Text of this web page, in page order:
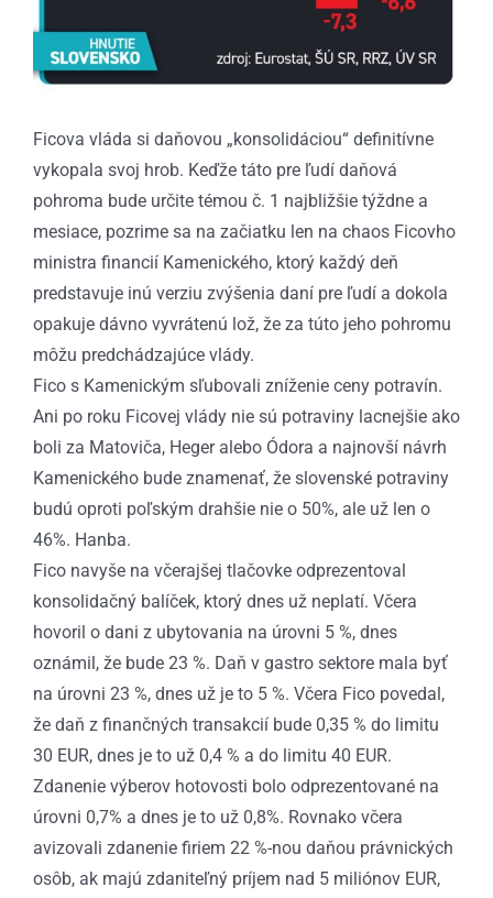
Ficova vláda si daňovou „konsolidáciou“ definitívne
vykopala svoj hrob. Keďže táto pre ľudí daňová
pohroma bude určite témou č. 1 najbližšie týždne a
mesiace, pozrime sa na začiatku len na chaos Ficovho
ministra financií Kamenického, ktorý každý deň
predstavuje inú verziu zvýšenia daní pre ľudí a dokola
opakuje dávno vyvrátenú lož, že za túto jeho pohromu
môžu predchádzajúce vlády.
Fico s Kamenickým sľubovali zníženie ceny potravín.
Ani po roku Ficovej vlády nie sú potraviny lacnejšie ako
boli za Matoviča, Heger alebo Ódora a najnovší návrh
Kamenického bude znamenať, že slovenské potraviny
budú oproti poľským drahšie nie o 50%, ale už len o
46%. Hanba.
Fico navyše na včerajšej tlačovke odprezentoval
konsolidačný balíček, ktorý dnes už neplatí. Včera
hovoril o dani z ubytovania na úrovni 5 %, dnes
oznámil, že bude 23 %. Daň v gastro sektore mala byť
na úrovni 23 %, dnes už je to 5 %. Včera Fico povedal,
že daň z finančných transakcií bude 0,35 % do limitu
30 EUR, dnes je to už 0,4 % a do limitu 40 EUR.
Zdanenie výberov hotovosti bolo odprezentované na
úrovni 0,7% a dnes je to už 0,8%. Rovnako včera
avizovali zdanenie firiem 22 %-nou daňou právnických
osôb, ak majú zdaniteľný príjem nad 5 miliónov EUR,